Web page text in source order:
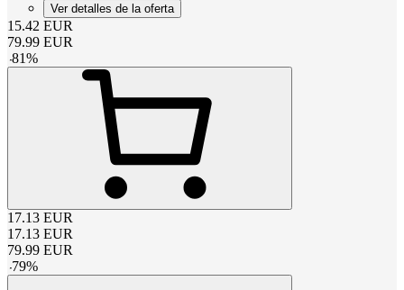
Ver detalles de la oferta
15.42 EUR
79.99 EUR
-81%
17.13 EUR
17.13 EUR
79.99 EUR
-79%